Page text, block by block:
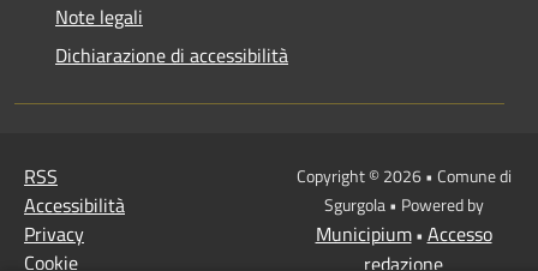
Note legali
Dichiarazione di accessibilità
RSS
Accessibilità
Privacy
Cookie
Copyright © 2026 • Comune di
Sgurgola • Powered by
Municipium• Accesso
redazione